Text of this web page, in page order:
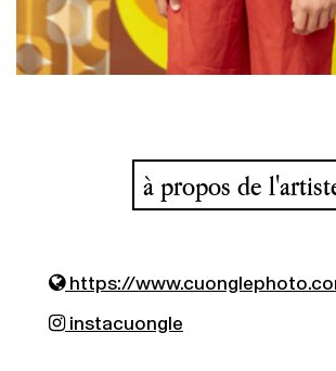
à propos de
https://
instacuongle